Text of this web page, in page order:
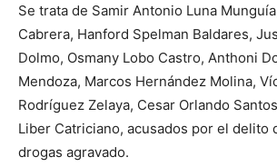
Se trata de Samir Antonio Luna
Cabrera, Hanford Spelman Baldares,
Dolmo, Osmany Lobo Castro, Anthoni
Mendoza, Marcos Hernández Molina,
Rodríguez Zelaya, Cesar Orlando
Liber Catriciano, acusados por el delito
drogas agravado.